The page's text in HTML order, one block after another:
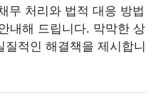
무 처리와 법적 대응 방법
내해 드립니다. 막막한 상
적인 해결책을 제시합니